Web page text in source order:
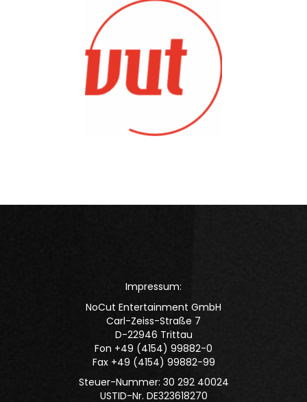
Impressum:
NoCut Entertainment GmbH
Carl-Zeiss-Straße 7
D-22946 Trittau
Fon +49 (4154) 99882-0
Fax +49 (4154) 99882-99
Steuer-Nummer: 30 292 40024
USTID-Nr. DE323618270